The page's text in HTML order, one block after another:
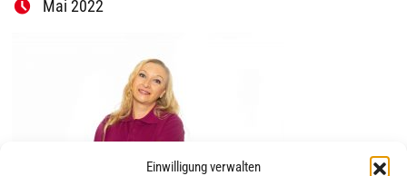
Einwilligung verwalten
Mai 2022